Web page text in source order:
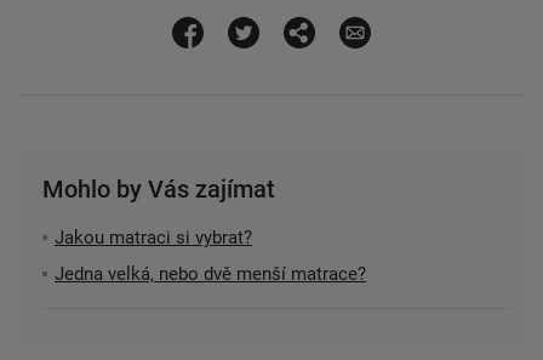
Mohlo by Vás zajímat
Jakou matraci si vybrat?
Jedna velká, nebo dvě menší matrace?